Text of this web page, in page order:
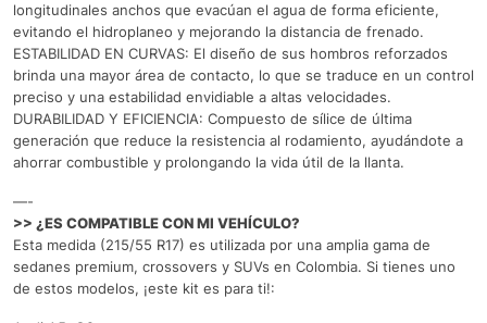
longitudinales anchos que evacúan el agua de forma eficiente,
evitando el hidroplaneo y mejorando la distancia de frenado.
ESTABILIDAD EN CURVAS: El diseño de sus hombros reforzados
brinda una mayor área de contacto, lo que se traduce en un control
preciso y una estabilidad envidiable a altas velocidades.
DURABILIDAD Y EFICIENCIA: Compuesto de sílice de última
generación que reduce la resistencia al rodamiento, ayudándote a
ahorrar combustible y prolongando la vida útil de la llanta.
—-
>> ¿ES COMPATIBLE CON MI VEHÍCULO?
Esta medida (215/55 R17) es utilizada por una amplia gama de
sedanes premium, crossovers y SUVs en Colombia. Si tienes uno
de estos modelos, ¡este kit es para ti!: